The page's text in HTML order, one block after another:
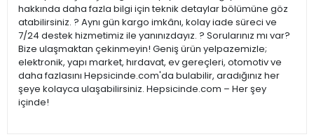
hakkında daha fazla bilgi için teknik detaylar bölümüne göz
atabilirsiniz. ? Aynı gün kargo imkânı, kolay iade süreci ve
7/24 destek hizmetimiz ile yanınızdayız. ? Sorularınız mı var?
Bize ulaşmaktan çekinmeyin! Geniş ürün yelpazemizle;
elektronik, yapı market, hırdavat, ev gereçleri, otomotiv ve
daha fazlasını Hepsicinde.com'da bulabilir, aradığınız her
şeye kolayca ulaşabilirsiniz. Hepsicinde.com – Her şey
içinde!